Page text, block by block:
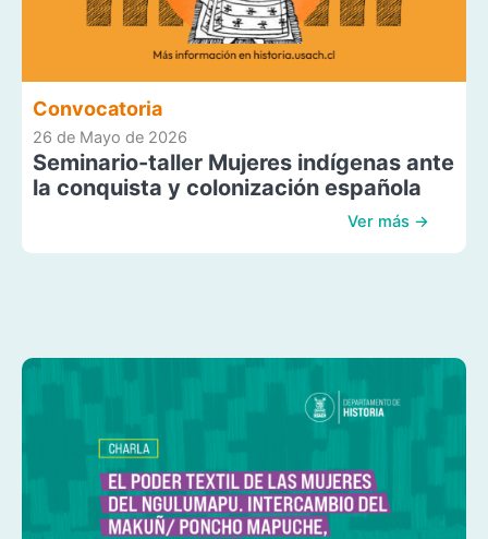
Convocatoria
26 de Mayo de 2026
Seminario-taller Mujeres indígenas ante
la conquista y colonización española
Ver más →